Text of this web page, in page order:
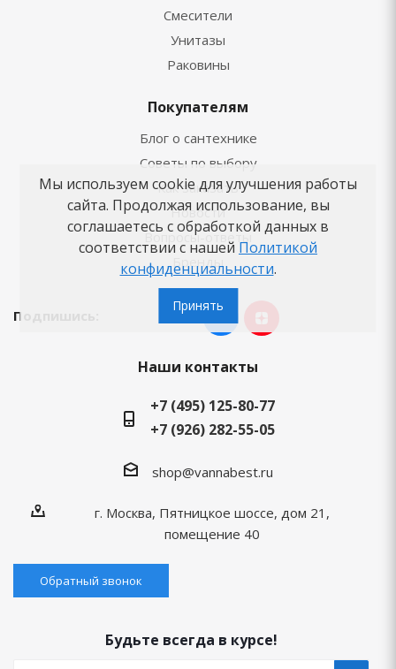
Смесители
Унитазы
Раковины
Покупателям
Блог о сантехнике
Советы по выбору
Как заказать
Новости
Вопросы-ответы
Подпишись:
Наши контакты
+7 (495) 125-80-77
+7 (926) 282-55-05
shop@vannabest.ru
г. Москва, Пятницкое шоссе, дом 21,
помещение 40
Обратный звонок
Будьте всегда в курсе!
Мы используем cookie для улучшения работы
сайта. Продолжая использование, вы
соглашаетесь с обработкой данных в
соответствии с нашей Политикой
конфиденциальности.
Принять